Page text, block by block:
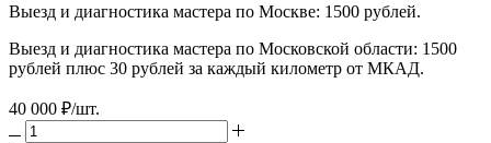
Выезд и диагностика мастера по Москве: 1500 рублей.
Выезд и диагностика мастера по Московской области: 1500
рублей плюс 30 рублей за каждый километр от МКАД.
40 000 ₽/шт.